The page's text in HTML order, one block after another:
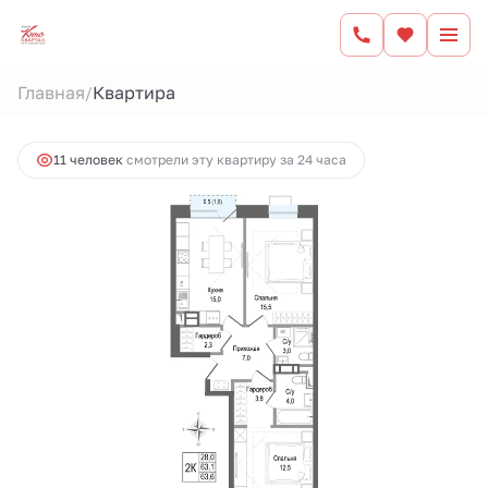
Главная/Квартира
Ипотекаот 56 348 руб.
11 человек смотрели эту квартиру за 24 часа